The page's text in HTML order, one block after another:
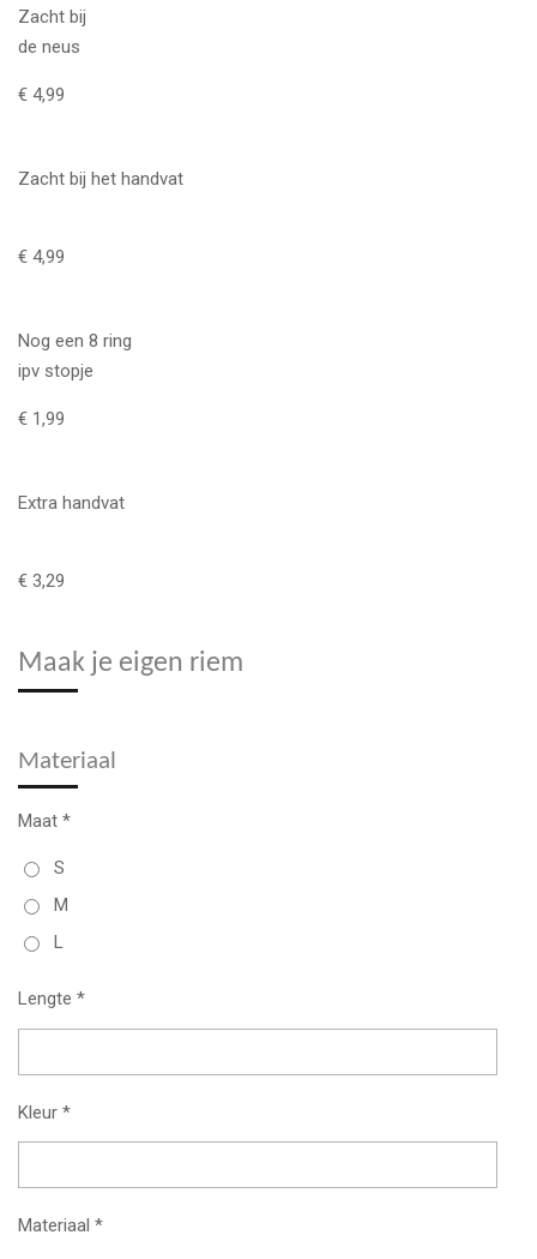
Zacht bij
de neus
€ 4,99
Zacht bij het handvat
€ 4,99
Nog een 8 ring
ipv stopje
€ 1,99
Extra handvat
€ 3,29
Maak je eigen riem
Materiaal
Maat *
S
M
L
Lengte *
Kleur *
Materiaal *